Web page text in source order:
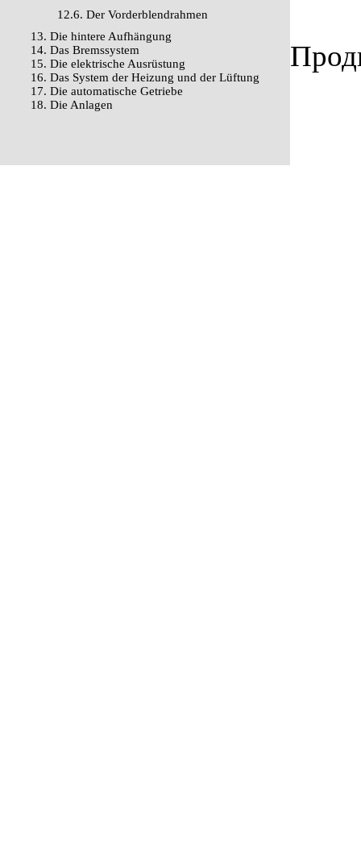
12.6. Der Vorderblendrahmen
13. Die hintere Aufhängung
14. Das Bremssystem
15. Die elektrische Ausrüstung
16. Das System der Heizung und der Lüftung
17. Die automatische Getriebe
18. Die Anlagen